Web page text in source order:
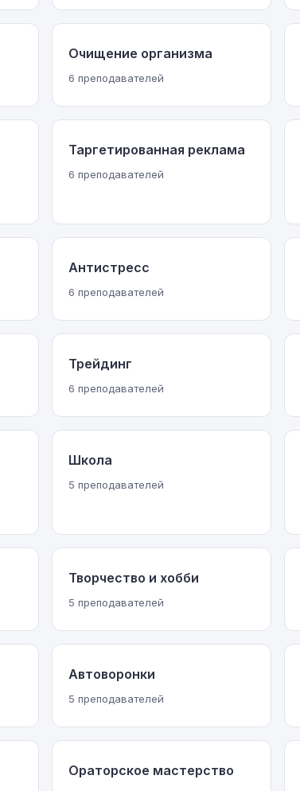
Очищение организма
6 преподавателей
Таргетированная реклама
6 преподавателей
Антистресс
6 преподавателей
Трейдинг
6 преподавателей
Школа
5 преподавателей
Творчество и хобби
5 преподавателей
Автоворонки
5 преподавателей
Ораторское мастерство